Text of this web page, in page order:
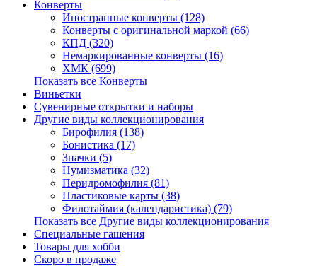
Конверты
Иностранные конверты (128)
Конверты с оригинальной маркой (66)
КПД (320)
Немаркированные конверты (16)
ХМК (699)
Показать все Конверты
Виньетки
Сувенирные открытки и наборы
Другие виды коллекционирования
Бирофилия (138)
Бонистика (17)
Значки (5)
Нумизматика (32)
Перидромофилия (81)
Пластиковые карты (38)
Филотаймия (календаристика) (79)
Показать все Другие виды коллекционирования
Специальные гашения
Товары для хобби
Скоро в продаже